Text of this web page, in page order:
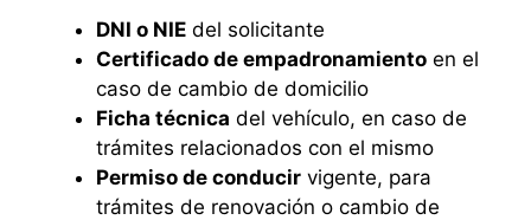
DNI o NIE del solicitante
Certificado de empadronamiento en el
caso de cambio de domicilio
Ficha técnica del vehículo, en caso de
trámites relacionados con el mismo
Permiso de conducir vigente, para
trámites de renovación o cambio de